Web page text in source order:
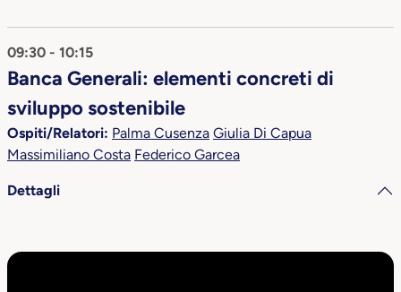
09:30 - 10:15
Banca Generali: elementi concreti di
sviluppo sostenibile
Ospiti/Relatori: Palma Cusenza Giulia Di Capua
Massimiliano Costa Federico Garcea
Dettagli